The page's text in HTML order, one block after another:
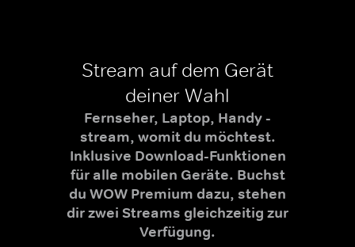
Stream auf dem Gerät
deiner Wahl
Fernseher, Laptop, Handy -
stream, womit du möchtest.
Inklusive Download-Funktionen
für alle mobilen Geräte. Buchst
du WOW Premium dazu, stehen
dir zwei Streams gleichzeitig zur
Verfügung.